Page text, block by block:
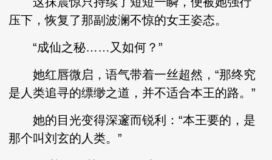
压下，恢复了那副波澜不惊的女王姿态。
“成仙之秘……又如何？”
她红唇微启，语气带着一丝超然，“那终究
是人类追寻的缥缈之道，并不适合本王的路。”
她的目光变得深邃而锐利：“本王要的，是
那个叫刘玄的人类。”